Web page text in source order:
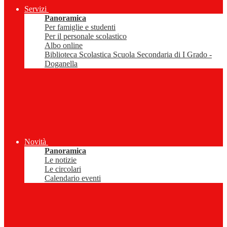
Servizi
Panoramica
Per famiglie e studenti
Per il personale scolastico
Albo online
Biblioteca Scolastica Scuola Secondaria di I Grado -
Doganella
Novità
Panoramica
Le notizie
Le circolari
Calendario eventi